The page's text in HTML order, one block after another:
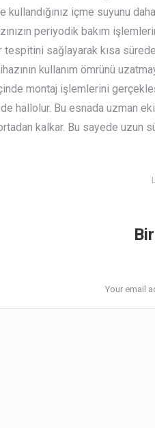
kullandığınız içme suyunu
periyodik bakım
tespitini sağlayarak kısa
kullanım ömrünü
montaj işlemlerini
hallolur. Bu esnada uzman
kalkar. Bu sayede
Your email